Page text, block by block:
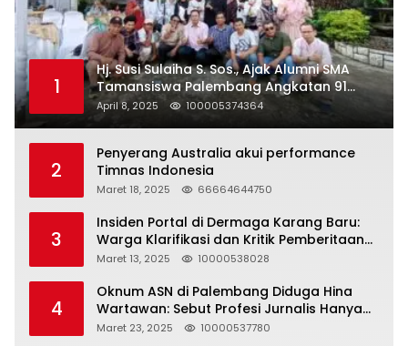
1
Hj. Susi Sulaiha S. Sos., Ajak Alumni SMA
Tamansiswa Palembang Angkatan 91
Halal Bihalal
April 8, 2025 100005374364
2
Penyerang Australia akui performance
Timnas Indonesia
Maret 18, 2025 66664644750
3
Insiden Portal di Dermaga Karang Baru:
Warga Klarifikasi dan Kritik Pemberitaan
yang Tidak Akurat
Maret 13, 2025 10000538028
4
Oknum ASN di Palembang Diduga Hina
Wartawan: Sebut Profesi Jurnalis Hanya
Seharga 2 Liter Bensin, Berujung Dugaan
Maret 23, 2025 10000537780